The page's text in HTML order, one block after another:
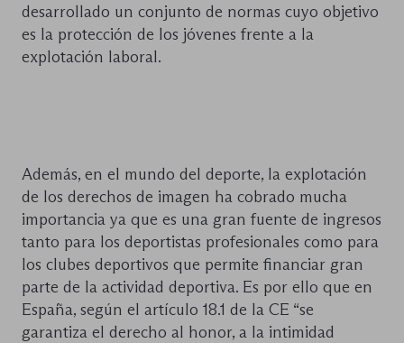
desarrollado un conjunto de normas cuyo objetivo
es la protección de los jóvenes frente a la
explotación laboral.
Además, en el mundo del deporte, la explotación
de los derechos de imagen ha cobrado mucha
importancia ya que es una gran fuente de ingresos
tanto para los deportistas profesionales como para
los clubes deportivos que permite financiar gran
parte de la actividad deportiva. Es por ello que en
España, según el artículo 18.1 de la CE “se
garantiza el derecho al honor, a la intimidad